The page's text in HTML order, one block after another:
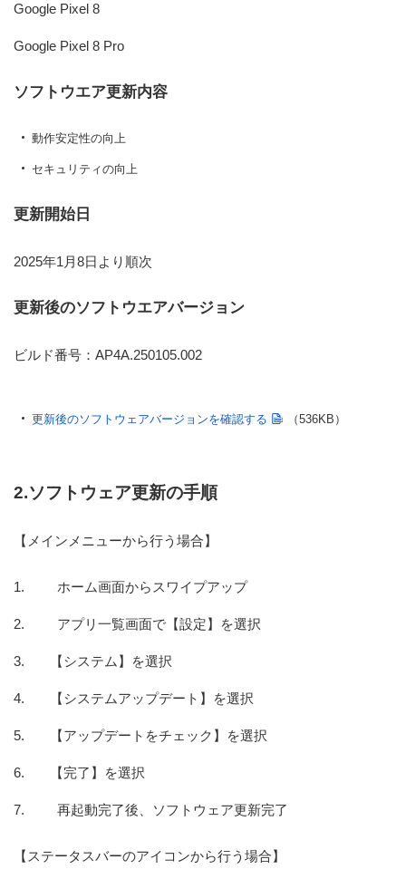
Google Pixel 8
Google Pixel 8 Pro
ソフトウエア更新内容
動作安定性の向上
セキュリティの向上
更新開始日
2025年1月8日より順次
更新後のソフトウエアバージョン
ビルド番号：AP4A.250105.002
更新後のソフトウェアバージョンを確認する （536KB）
2.ソフトウェア更新の手順
【メインメニューから行う場合】
ホーム画面からスワイプアップ
アプリ一覧画面で【設定】を選択
【システム】を選択
【システムアップデート】を選択
【アップデートをチェック】を選択
【完了】を選択
再起動完了後、ソフトウェア更新完了
【ステータスバーのアイコンから行う場合】